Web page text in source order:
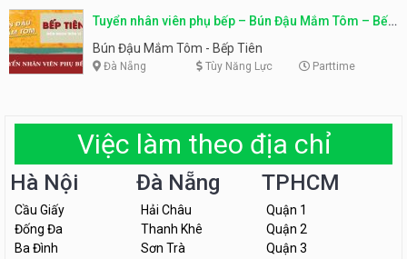
Tuyển nhân viên phụ bếp – Bún Đậu Mắm Tôm – Bếp
Tiên
Bún Đậu Mắm Tôm - Bếp Tiên
Đà Nẵng Tùy Năng Lực Parttime
Việc làm theo địa chỉ
Hà Nội
Cầu Giấy
Đống Đa
Ba Đình
Đà Nẵng
Hải Châu
Thanh Khê
Sơn Trà
TPHCM
Quận 1
Quận 2
Quận 3